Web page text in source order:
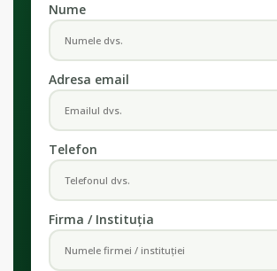
Nume
Adresa email
Telefon
Firma / Instituția